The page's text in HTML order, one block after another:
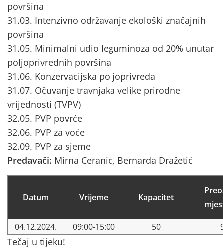
površina
31.03. Intenzivno održavanje ekološki značajnih
površina
31.05. Minimalni udio leguminoza od 20% unutar
poljoprivrednih površina
31.06. Konzervacijska poljoprivreda
31.07. Očuvanje travnjaka velike prirodne
vrijednosti (TVPV)
32.05. PVP povrće
32.06. PVP za voće
32.09. PVP za sjeme
Predavači: Mirna Ceranić, Bernarda Dražetić
Datum Vrijeme Kapacitet
04.12.2024. 09:00-15:00 50
Tečaj u tijeku!